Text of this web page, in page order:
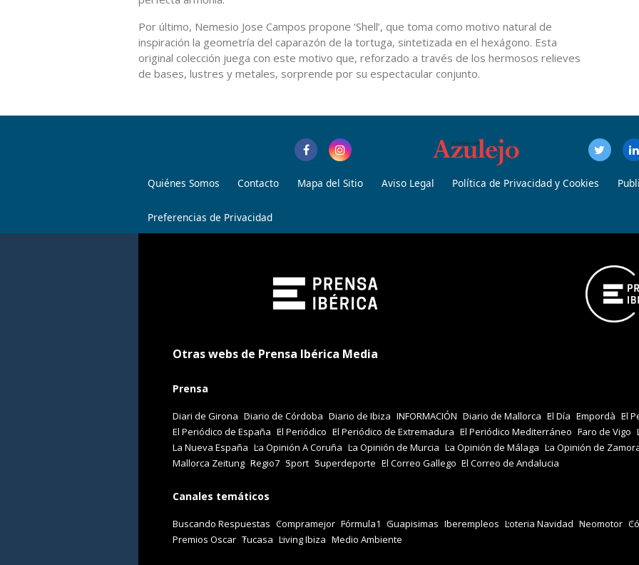
Por último, Nemesio Jose Campos propone ‘Shell’, que toma como motivo natural de
inspiración la geometría del caparazón de la tortuga, sintetizada en el hexágono. Esta
original colección juega con este motivo que, reforzado a través de los hermosos relieves
de bases, lustres y metales, sorprende por su espectacular conjunto.
Quiénes Somos Contacto Mapa del Sitio Aviso Legal Política de Privacidad y Cookies
Preferencias de Privacidad
Otras webs de Prensa Ibérica Media
Prensa
Diari de Girona Diario de Córdoba Diario de Ibiza INFORMACIÓN Diario de Mallorca El Día Empordà El
El Periódico de España El Periódico El Periódico de Extremadura El Periódico Mediterráneo Faro de Vigo
La Nueva España La Opinión A Coruña La Opinión de Murcia La Opinión de Málaga La Opinión de
Mallorca Zeitung Regio7 Sport Superdeporte El Correo Gallego El Correo de Andalucia
Canales temáticos
Buscando Respuestas Compramejor Fórmula1 Guapisimas Iberempleos Loteria Navidad Neomotor
Premios Oscar Tucasa Living Ibiza Medio Ambiente